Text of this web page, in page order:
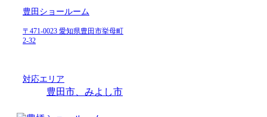
豊田ショールーム
〒471-0023 愛知県豊田市挙母町
2-32
対応エリア
豊田市、みよし市